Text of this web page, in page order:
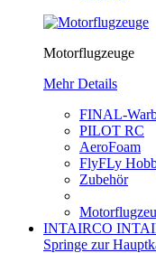
Motorflugzeuge
Mehr Details
FINAL-
PILOT RC
AeroFoam
FlyFLy
Zubehör
INTAIRCO
Springe zur